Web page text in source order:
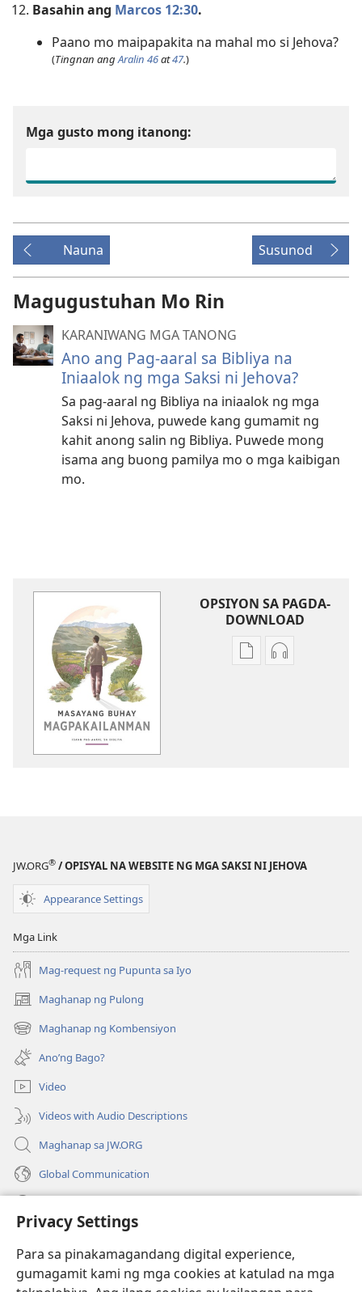
Privacy Settings
Para sa pinakamagandang digital experience,
gumagamit kami ng mga cookies at katulad na mga
Basahin ang Marcos 12:30.
Paano mo maipapakita na mahal mo si ­Jehova?
(Tingnan ang Aralin 46at47.)
Mga gusto mong itanong:
Nauna Susunod
Magugustuhan Mo Rin
KARANIWANG MGA TANONG
Ano ang Pag-aaral sa Bibliya na
Iniaalok ng mga Saksi ni Jehova?
Sa pag-aaral ng Bibliya na iniaalok ng mga
Saksi ni Jehova, puwede kang gumamit ng
kahit anong salin ng Bibliya. Puwede mong
isama ang buong pamilya mo o mga kaibigan
mo.
OPSIYON SA PAGDA-
DOWNLOAD
Opsiyon
Pag-
Opsiyon
Pag-
JW.ORG® / OPISYAL NA WEBSITE NG MGA SAKSI NI JEHOVA
Appearance Settings
Mga Link
Mag-request ng Pupunta sa Iyo
Maghanap ng Pulong
(may
bubukas
na
bagong
window)
Maghanap ng Kombensiyon
(may
bubukas
na
bagong
window)
Ano’ng Bago?
Video
Videos with Audio Descriptions
Maghanap sa JW.ORG
Global Communication
(may
na
Watchtower ONLINE LIBRARY™